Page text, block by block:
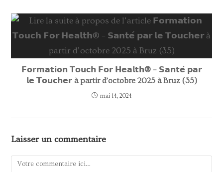
𝗙𝗼𝗿𝗺𝗮𝘁𝗶𝗼𝗻 𝗧𝗼𝘂𝗰𝗵 𝗙𝗼𝗿 𝗛𝗲𝗮𝗹𝘁𝗵® – 𝗦𝗮𝗻𝘁𝗲́ 𝗽𝗮𝗿
𝗹𝗲 𝗧𝗼𝘂𝗰𝗵𝗲𝗿 à partir d’octobre 2025 à Bruz (35)
mai 14, 2024
Laisser un commentaire